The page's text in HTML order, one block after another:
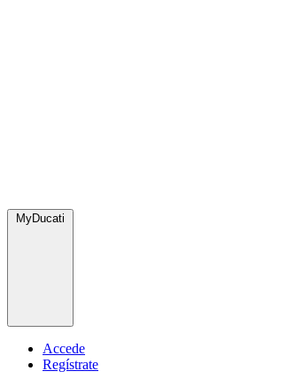
MyDucati
Accede
Regístrate